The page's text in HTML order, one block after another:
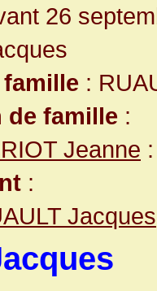
26
:
de famille :
Jeanne :
:
Jacques